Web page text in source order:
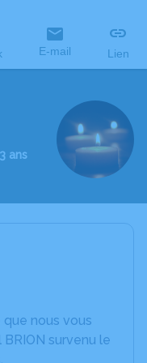
E-mail Lien
ans
que nous vous
survenu le